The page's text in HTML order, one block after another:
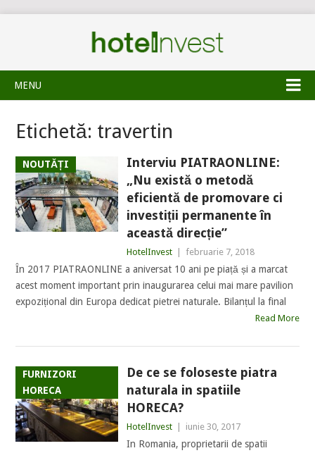
MENU
Etichetă: travertin
NOUTĂȚI
Interviu PIATRAONLINE:
„Nu există o metodă
eficientă de promovare ci
investiții permanente în
această direcție”
HotelInvest februarie 7, 2018
În 2017 PIATRAONLINE a aniversat 10 ani pe piață și a marcat
acest moment important prin inaugurarea celui mai mare pavilion
expozițional din Europa dedicat pietrei naturale. Bilanțul la final
Read More
FURNIZORI
HORECA
De ce se foloseste piatra
naturala in spatiile
HORECA?
HotelInvest iunie 30, 2017
In Romania, proprietarii de spatii